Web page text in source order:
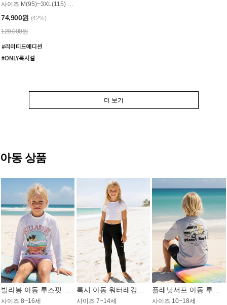
사이즈 M(95)~3XL(115) / 롱기장 타입
74,900원 (42%)
129,000원
더 보기
아동 상품
사이즈 8~16세
사이즈 7~14세
사이즈 10~18세